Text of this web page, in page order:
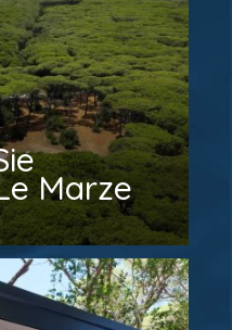
Marze